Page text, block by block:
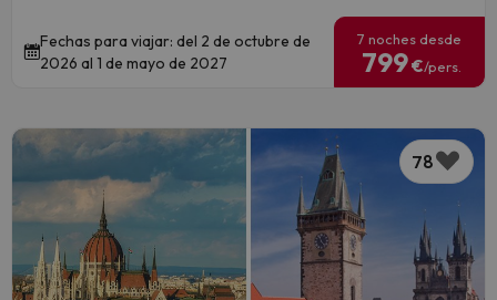
Fechas para viajar: del 2 de octubre de
2026 al 1 de mayo de 2027
7 noches desde
799€/pers.
78